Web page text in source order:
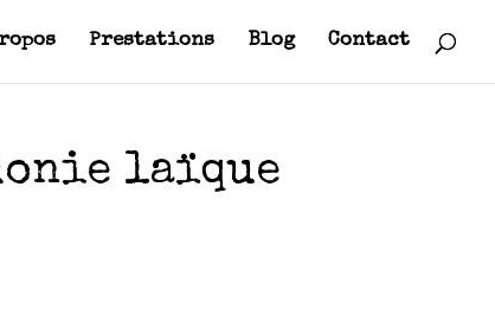
Prestations Blog Contact
laïque